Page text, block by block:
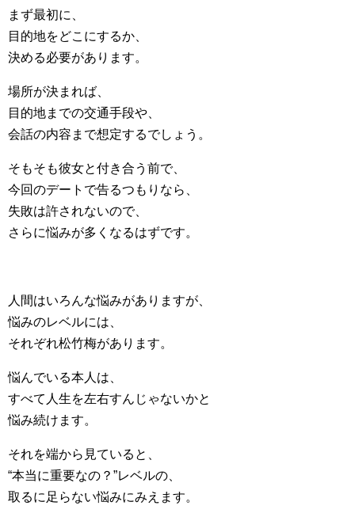
まず最初に、
目的地をどこにするか、
決める必要があります。
場所が決まれば、
目的地までの交通手段や、
会話の内容まで想定するでしょう。
そもそも彼女と付き合う前で、
今回のデートで告るつもりなら、
失敗は許されないので、
さらに悩みが多くなるはずです。
人間はいろんな悩みがありますが、
悩みのレベルには、
それぞれ松竹梅があります。
悩んでいる本人は、
すべて人生を左右すんじゃないかと
悩み続けます。
それを端から見ていると、
“本当に重要なの？”レベルの、
取るに足らない悩みにみえます。